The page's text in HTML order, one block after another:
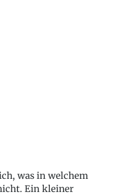
was in welchem
Ein kleiner